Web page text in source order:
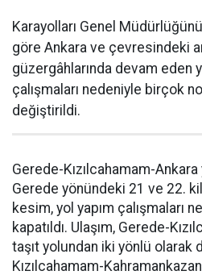
Karayolları Genel
göre Ankara ve çevresindeki
güzergâhlarında devam eden
çalışmaları nedeniyle birçok
değiştirildi.
Gerede-Kızılcahamam-
Gerede yönündeki 21 ve 22.
kesim, yol yapım çalışmaları
kapatıldı. Ulaşım, Gerede-
taşıt yolundan iki yönlü olarak
Kızılcahamam-